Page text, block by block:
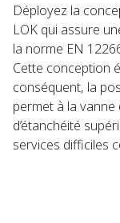
Déployez la
LOK qui assure
la norme EN
Cette conception
conséquent, la
permet à la
d’étanchéité
services difficiles